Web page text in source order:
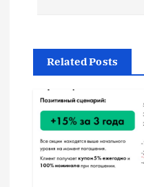
г
ц
и
Related Posts